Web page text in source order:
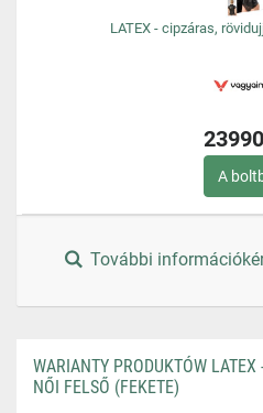
LATEX - cipzáras,
A
További
WARIANTY PRODUKTÓW
NŐI FELSŐ (FEKETE)